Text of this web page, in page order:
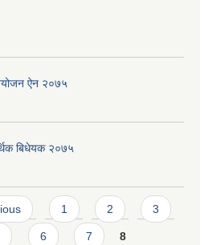
ऐन २०७५
बिधेयक २०७५
1 2 3
6 7 8